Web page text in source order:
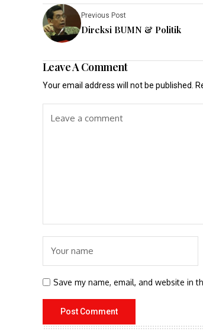
Previous Post
Direksi BUMN & Politik
Leave A Comment
Your email address will not be published.
Save my name, email, and website in